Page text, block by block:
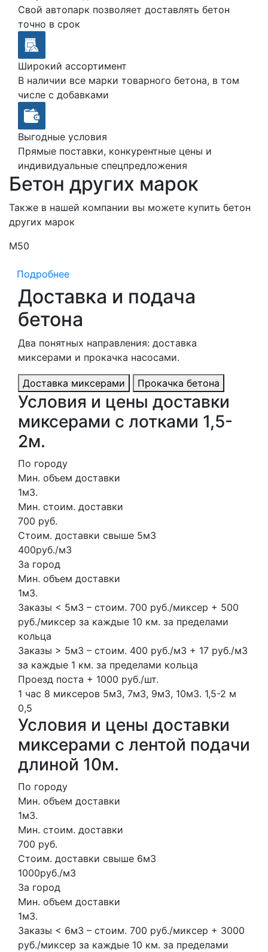
Свой автопарк позволяет доставлять бетон
точно в срок
Широкий ассортимент
В наличии все марки товарного бетона, в том
числе с добавками
Выгодные условия
Прямые поставки, конкурентные цены и
индивидуальные спецпредложения
Бетон других марок
Также в нашей компании вы можете купить бетон
других марок
М50
Подробнее
Доставка и подача
бетона
Два понятных направления: доставка
миксерами и прокачка насосами.
Доставка миксерами Прокачка бетона
Условия и цены доставки
миксерами с лотками 1,5-
2м.
По городу
Мин. объем доставки
1м3.
Мин. стоим. доставки
700 руб.
Стоим. доставки свыше 5м3
400руб./м3
За город
Мин. объем доставки
1м3.
Заказы < 5м3 – стоим. 700 руб./миксер + 500
руб./миксер за каждые 10 км. за пределами
кольца
Заказы > 5м3 – стоим. 400 руб./м3 + 17 руб./м3
за каждые 1 км. за пределами кольца
Проезд поста + 1000 руб./шт.
1 час 8 миксеров 5м3, 7м3, 9м3, 10м3. 1,5-2 м
0,5
Условия и цены доставки
миксерами с лентой подачи
длиной 10м.
По городу
Мин. объем доставки
1м3.
Мин. стоим. доставки
700 руб.
Стоим. доставки свыше 6м3
1000руб./м3
За город
Мин. объем доставки
1м3.
Заказы < 6м3 – стоим. 700 руб./миксер + 3000
руб./миксер за каждые 10 км. за пределами